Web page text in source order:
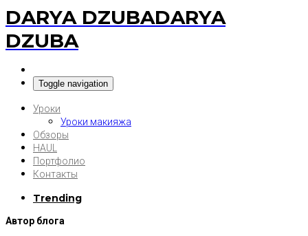
DARYA DZUBADARYA
DZUBA
Toggle navigation
Уроки
Уроки макияжа
Обзоры
HAUL
Портфолио
Контакты
Trending
Автор блога